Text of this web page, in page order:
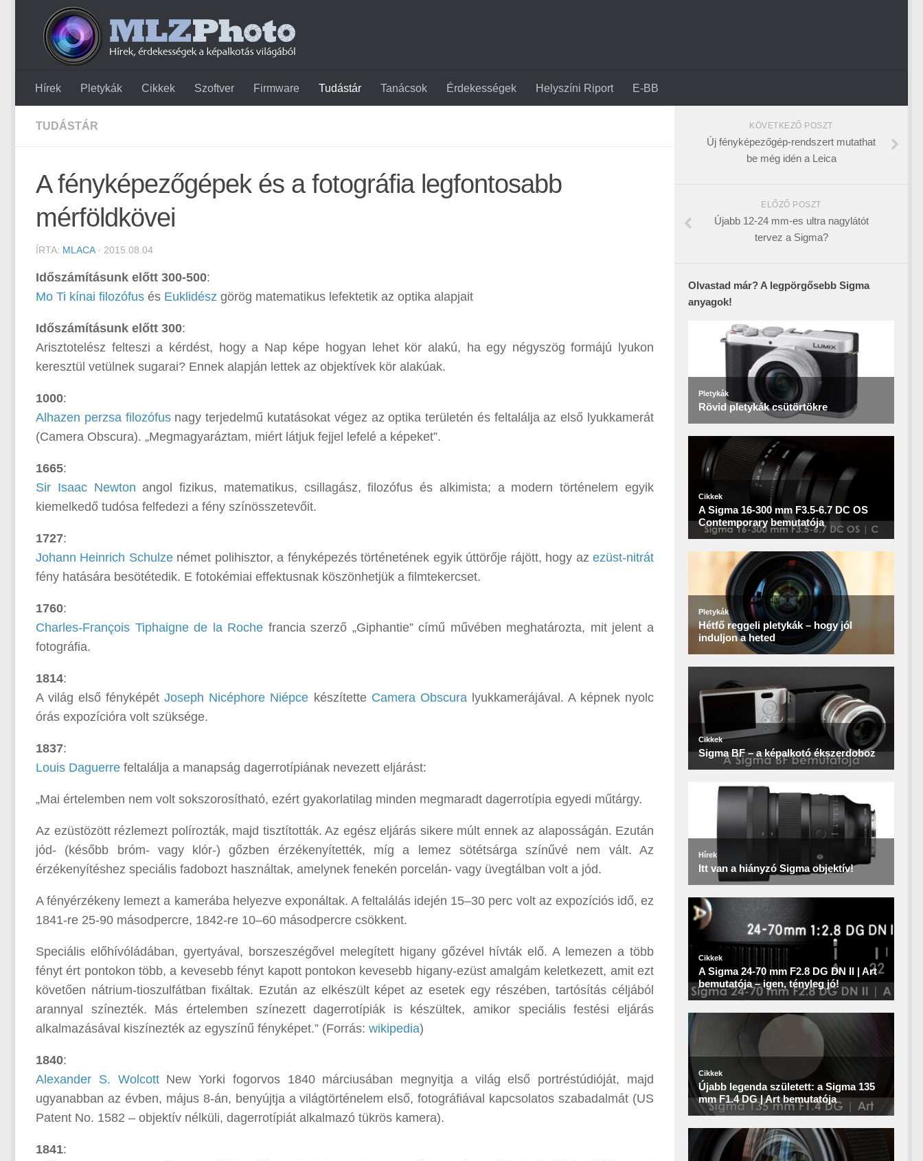
Hírek Pletykák Cikkek Szoftver Firmware Tudástár Tanácsok Érdekességek Helyszíni Riport E-BB
TUDÁSTÁR
A fényképezőgépek és a fotográfia legfontosabb
mérföldkövei
ÍRTA: MLACA· 2015.08.04
Időszámításunk előtt 300-500:
Mo Ti kínai filozófus és Euklidész görög matematikus lefektetik az optika alapjait
Időszámításunk előtt 300:
Arisztotelész felteszi a kérdést, hogy a Nap képe hogyan lehet kör alakú, ha egy négyszög formájú lyukon
keresztül vetülnek sugarai? Ennek alapján lettek az objektívek kör alakúak.
1000:
Alhazen perzsa filozófusnagy terjedelmű kutatásokat végez az optika területén és feltalálja az első lyukkamerát
(Camera Obscura). „Megmagyaráztam, miért látjuk fejjel lefelé a képeket”.
1665:
Sir Isaac Newton angol fizikus, matematikus, csillagász, filozófus és alkimista; a modern történelem egyik
kiemelkedő tudósa felfedezi a fény színösszetevőit.
1727:
Johann Heinrich Schulzenémet polihisztor, a fényképezés történetének egyik úttörője rájött, hogy azezüst-nitrát
fény hatására besötétedik. E fotokémiai effektusnak köszönhetjük a filmtekercset.
1760:
Charles-François Tiphaigne de la Roche francia szerző „Giphantie” című művében meghatározta, mit jelent a
fotográfia.
1814:
A világ első fényképétJoseph Nicéphore Niépce készítette Camera Obscuralyukkamerájával. A képnek nyolc
órás expozícióra volt szüksége.
1837:
Louis Daguerre feltalálja a manapság dagerrotípiának nevezett eljárást:
„Mai értelemben nem volt sokszorosítható, ezért gyakorlatilag minden megmaradt dagerrotípia egyedi műtárgy.
Az ezüstözött rézlemezt polírozták, majd tisztították. Az egész eljárás sikere múlt ennek az alaposságán. Ezután
jód- (később bróm- vagy klór-) gőzben érzékenyítették, míg a lemez sötétsárga színűvé nem vált. Az
érzékenyítéshez speciális fadobozt használtak, amelynek fenekén porcelán- vagy üvegtálban volt a jód.
A fényérzékeny lemezt a kamerába helyezve exponáltak. A feltalálás idején 15–30 perc volt az expozíciós idő, ez
1841-re 25-90 másodpercre, 1842-re 10–60 másodpercre csökkent.
Speciális előhívóládában, gyertyával, borszeszégővel melegített higany gőzével hívták elő. A lemezen a több
fényt ért pontokon több, a kevesebb fényt kapott pontokon kevesebb higany-ezüst amalgám keletkezett, amit ezt
követően nátrium-tioszulfátban fixáltak. Ezután az elkészült képet az esetek egy részében, tartósítás céljából
arannyal színezték. Más értelemben színezett dagerrotípiák is készültek, amikor speciális festési eljárás
alkalmazásával kiszínezték az egyszínű fényképet.” (Forrás: wikipedia)
1840:
Alexander S. WolcottNew Yorki fogorvos 1840 márciusában megnyitja a világ első portréstúdióját, majd
ugyanabban az évben, május 8-án, benyújtja a világtörténelem első, fotográfiával kapcsolatos szabadalmát (US
Patent No. 1582 – objektív nélküli, dagerrotípiát alkalmazó tükrös kamera).
1841:
KÖVETKEZŐ POSZT
Új fényképezőgép-rendszert mutathat
be még idén a Leica
ELŐZŐ POSZT
Újabb 12-24 mm-es ultra nagylátót
tervez a Sigma?
Olvastad már? A legpörgősebb Sigma
anyagok!